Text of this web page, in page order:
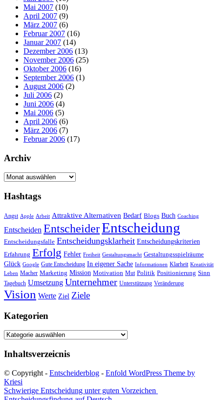
Mai 2007 (10)
April 2007 (9)
März 2007 (6)
Februar 2007 (16)
Januar 2007 (14)
Dezember 2006 (13)
November 2006 (25)
Oktober 2006 (16)
September 2006 (1)
August 2006 (2)
Juli 2006 (2)
Juni 2006 (4)
Mai 2006 (5)
April 2006 (6)
März 2006 (7)
Februar 2006 (17)
Archiv
Archiv
Hashtags
Angst Apple Arbeit Attraktive Alternativen Bedarf Blogs Buch Coaching
Entscheiden EntscheiderEntscheidung
Entscheidungsfalle Entscheidungsklarheit Entscheidungskriterien
Erfahrung Erfolg Fehler Freiheit Gestaltungsmacht Gestaltungsspielräume
Glück Google Gute Entscheidung In eigener Sache Informationen Klarheit Kreativität
Leben Macher Marketing Mission Motivation Mut Politik Positionierung Sinn
Tagebuch Umsetzung Unternehmer Unterstützung Veränderung
Vision Werte Ziel Ziele
Kategorien
Kategorien
Inhaltsverzeicnis
© Copyright - Entscheiderblog - Enfold WordPress Theme by
Kriesi
Schwierige Entscheidung unter guten Vorzeichen